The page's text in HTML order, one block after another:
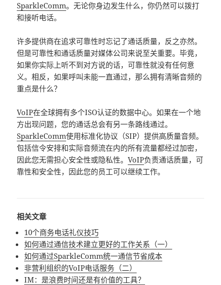
SparkleComm。无论你身边发生什么，你仍然可以拨打
和接听电话。
许多提供商在追求可靠性时忘记了通话质量，反之亦然。
但是可靠性和通话质量对媒体公司来说至关重要。毕竟，
如果你实际上听不到对方说的话，可靠性就没有任何意
义。相反，如果呼叫未能一直通过，那么拥有清晰音频的
重点是什么？
VoIP在全球拥有多个ISO认证的数据中心。如果在一个地
方出现问题，您的通话总会有另一条路线通过。
SparkleComm使用标准化协议（SIP）提供高质量音频。
包括信令安排和实际音频流在内的所有流量都经过加密，
因此您无需担心安全性或隐私性。VoIP负责通话质量，可
靠性和安全性，因此您的员工可以继续工作。
相关文章
10个商务电话礼仪技巧
如何通过通信技术建立更好的工作关系（一）
如何通过SparkleComm统一通信节省成本
非营利组织的VoIP电话服务（二）
IM：是浪费时间还是有价值的工具？